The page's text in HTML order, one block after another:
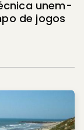
unem-
de jogos